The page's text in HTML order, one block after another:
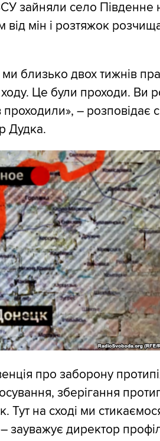
зайняли село Південне
від мін і розтяжок
близько двох тижнів
Це були проходи. Ви
– розповідає
Дудка.
про заборону
зберігання
Тут на сході ми
зауважує директор